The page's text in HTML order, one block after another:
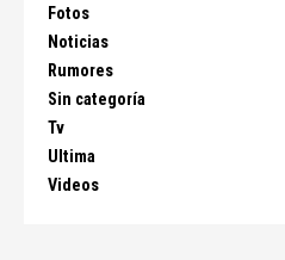
Fotos
Noticias
Rumores
Sin categoría
Tv
Ultima
Videos